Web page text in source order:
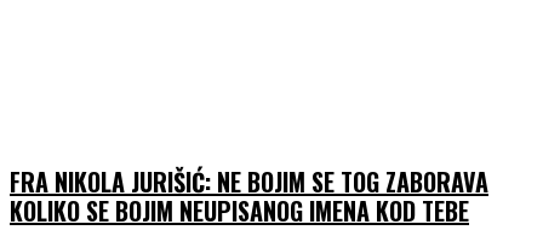
FRA NIKOLA JURIŠIĆ: NE BOJIM SE TOG ZABORAVA
KOLIKO SE BOJIM NEUPISANOG IMENA KOD TEBE